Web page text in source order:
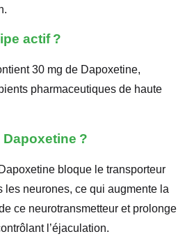
actif ?
30 mg de Dapoxetine,
pharmaceutiques de haute
?
bloque le transporteur
les neurones, ce qui augmente la
ce neurotransmetteur et prolonge
l’éjaculation.